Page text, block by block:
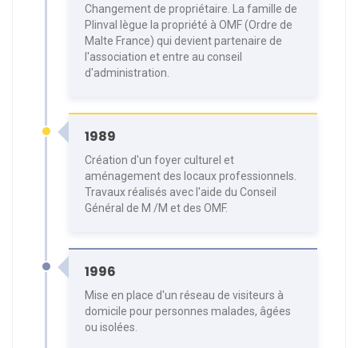
Changement de propriétaire. La famille de
Plinval lègue la propriété à OMF (Ordre de
Malte France) qui devient partenaire de
l'association et entre au conseil
d'administration.
1989
Création d'un foyer culturel et
aménagement des locaux professionnels.
Travaux réalisés avec l'aide du Conseil
Général de M /M et des OMF.
1996
Mise en place d'un réseau de visiteurs à
domicile pour personnes malades, âgées
ou isolées.